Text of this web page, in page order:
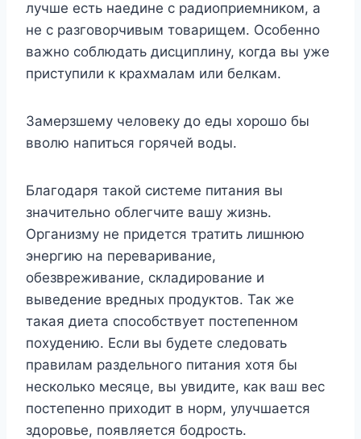
лучше есть наедине с радиоприемником, а
не с раз­говорчивым товарищем. Особенно
важно соблюдать дисциплину, когда вы уже
приступили к крахмалам или белкам.
Замерзшему человеку до еды хорошо бы
вволю напиться горячей воды.
Благодаря такой системе питания вы
значительно облегчите вашу жизнь.
Организму не придется тратить лишнюю
энергию на переваривание,
обезвреживание, складирование и
выведение вредных продуктов. Так же
такая диета способствует постепенном
похудению. Если вы будете следовать
правилам раздельного питания хотя бы
несколько месяце, вы увидите, как ваш вес
постепенно приходит в норм, улучшается
здоровье, появляется бодрость.